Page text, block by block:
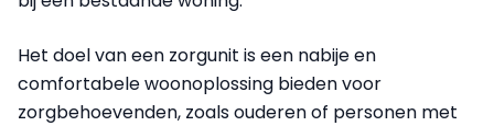
Het doel van een zorgunit is een nabije en
comfortabele woonoplossing bieden voor
zorgbehoevenden, zoals ouderen of personen met